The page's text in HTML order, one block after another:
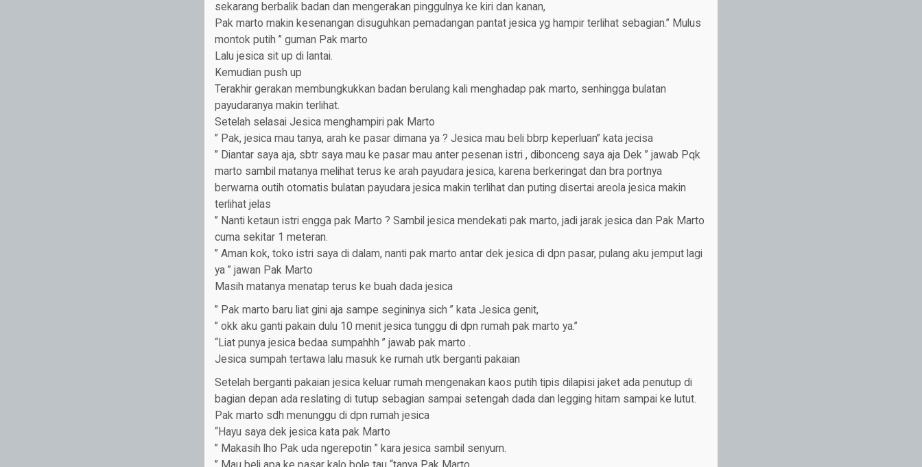
sekarang berbalik badan dan mengerakan pinggulnya ke kiri dan kanan,
Pak marto makin kesenangan disuguhkan pemadangan pantat jesica yg hampir terlihat sebagian.” Mulus
montok putih ” guman Pak marto
Lalu jesica sit up di lantai.
Kemudian push up
Terakhir gerakan membungkukkan badan berulang kali menghadap pak marto, senhingga bulatan
payudaranya makin terlihat.
Setelah selasai Jesica menghampiri pak Marto
” Pak, jesica mau tanya, arah ke pasar dimana ya ? Jesica mau beli bbrp keperluan” kata jecisa
” Diantar saya aja, sbtr saya mau ke pasar mau anter pesenan istri , dibonceng saya aja Dek ” jawab Pqk
marto sambil matanya melihat terus ke arah payudara jesica, karena berkeringat dan bra portnya
berwarna outih otomatis bulatan payudara jesica makin terlihat dan puting disertai areola jesica makin
terlihat jelas
” Nanti ketaun istri engga pak Marto ? Sambil jesica mendekati pak marto, jadi jarak jesica dan Pak Marto
cuma sekitar 1 meteran.
” Aman kok, toko istri saya di dalam, nanti pak marto antar dek jesica di dpn pasar, pulang aku jemput lagi
ya ” jawan Pak Marto
Masih matanya menatap terus ke buah dada jesica
” Pak marto baru liat gini aja sampe segininya sich ” kata Jesica genit,
” okk aku ganti pakain dulu 10 menit jesica tunggu di dpn rumah pak marto ya.”
“Liat punya jesica bedaa sumpahhh ” jawab pak marto .
Jesica sumpah tertawa lalu masuk ke rumah utk berganti pakaian
Setelah berganti pakaian jesica keluar rumah mengenakan kaos putih tipis dilapisi jaket ada penutup di
bagian depan ada reslating di tutup sebagian sampai setengah dada dan legging hitam sampai ke lutut.
Pak marto sdh menunggu di dpn rumah jesica
“Hayu saya dek jesica kata pak Marto
” Makasih lho Pak uda ngerepotin ” kara jesica sambil senyum.